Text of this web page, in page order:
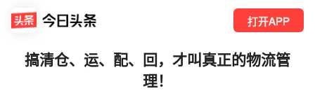
打开APP
搞清仓、运、配、回，才叫真正的物流管
理！